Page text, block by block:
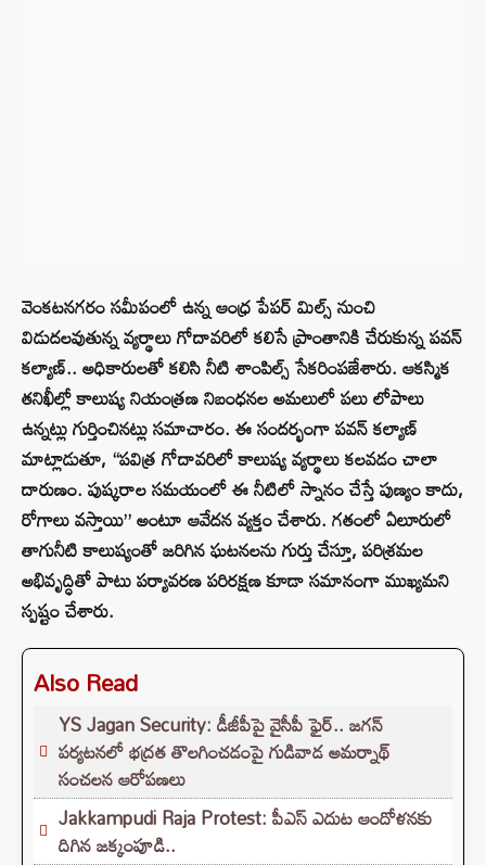
వెంకటనగరం సమీపంలో ఉన్న ఆంధ్ర పేపర్ మిల్స్ నుంచి
విడుదలవుతున్న వ్యర్థాలు గోదావరిలో కలిసే ప్రాంతానికి చేరుకున్న పవన్
కల్యాణ్.. అధికారులతో కలిసి నీటి శాంపిల్స్ సేకరింపజేశారు. ఆకస్మిక
తనిఖీల్లో కాలుష్య నియంత్రణ నిబంధనల అమలులో పలు లోపాలు
ఉన్నట్లు గుర్తించినట్లు సమాచారం. ఈ సందర్భంగా పవన్ కల్యాణ్
మాట్లాడుతూ, “పవిత్ర గోదావరిలో కాలుష్య వ్యర్థాలు కలవడం చాలా
దారుణం. పుష్కరాల సమయంలో ఈ నీటిలో స్నానం చేస్తే పుణ్యం కాదు,
రోగాలు వస్తాయి” అంటూ ఆవేదన వ్యక్తం చేశారు. గతంలో ఏలూరులో
తాగునీటి కాలుష్యంతో జరిగిన ఘటనలను గుర్తు చేస్తూ, పరిశ్రమల
అభివృద్ధితో పాటు పర్యావరణ పరిరక్షణ కూడా సమానంగా ముఖ్యమని
స్పష్టం చేశారు.
Also Read
YS Jagan Security: డీజీపీపై వైసీపీ ఫైర్.. జగన్
పర్యటనలో భద్రత తొలగించడంపై గుడివాడ అమర్నాథ్
సంచలన ఆరోపణలు
Jakkampudi Raja Protest: పీఎస్‌ ఎదుట ఆందోళనకు
దిగిన జక్కంపూడి..